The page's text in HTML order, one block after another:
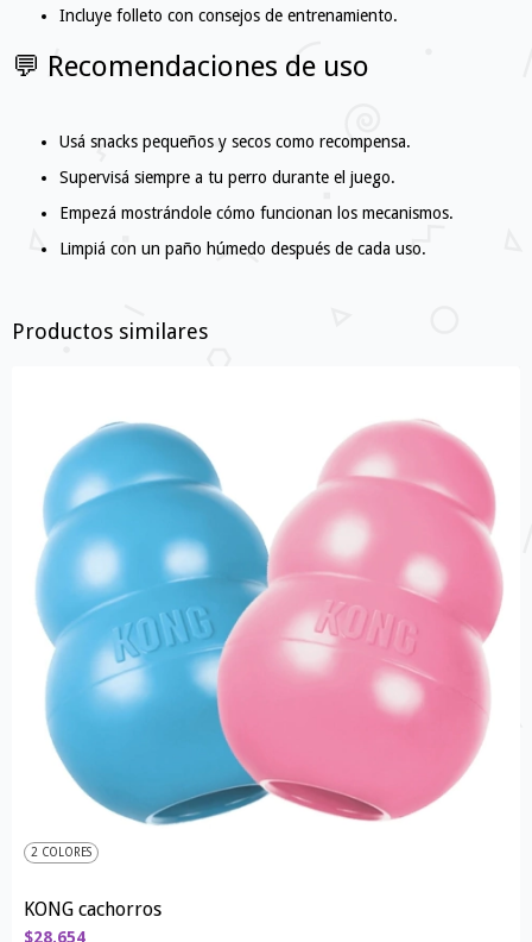
Incluye folleto con consejos de entrenamiento.
💬 Recomendaciones de uso
Usá snacks pequeños y secos como recompensa.
Supervisá siempre a tu perro durante el juego.
Empezá mostrándole cómo funcionan los mecanismos.
Limpiá con un paño húmedo después de cada uso.
Productos similares
2 COLORES
KONG cachorros
$28.654